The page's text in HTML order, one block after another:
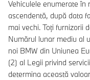
Vehiculele enumerate în
ascendentă, după data
mai vechi. Toți furnizorii
Numărul lunar mediu al
noi BMW din Uniunea
(2) al Legii privind
determina această